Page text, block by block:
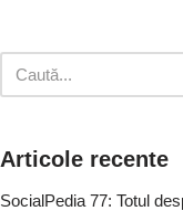
Articole recente
SocialPedia 77: Totul